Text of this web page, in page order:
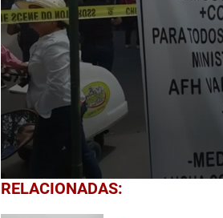
0
seconds
RELACIONADAS: